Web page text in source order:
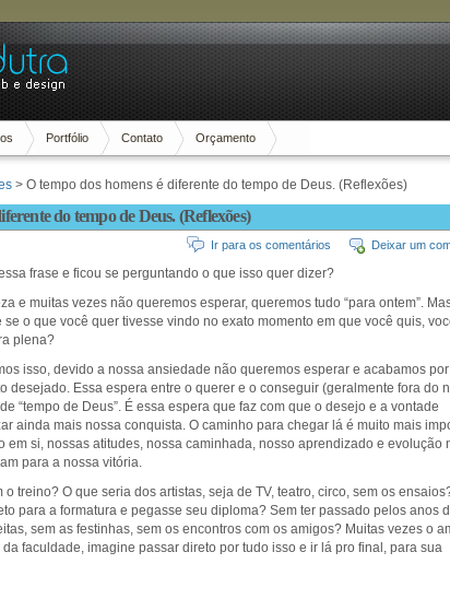
Portfólio Contato Orçamento
> O tempo dos homens é diferente do tempo de Deus. (Reflexões)
do tempo de Deus. (Reflexões)
Deixar um
Ir para os comentários
frase e ficou se perguntando o que isso quer dizer?
e muitas vezes não queremos esperar, queremos tudo “para ontem”.
o que você quer tivesse vindo no exato momento em que você quis,
plena?
isso, devido a nossa ansiedade não queremos esperar e acabamos
desejado. Essa espera entre o querer e o conseguir (geralmente fora do
“tempo de Deus”. É essa espera que faz com que o desejo e a vontade
ainda mais nossa conquista. O caminho para chegar lá é muito mais
em si, nossas atitudes, nossa caminhada, nosso aprendizado e evolução
para a nossa vitória.
treino? O que seria dos artistas, seja de TV, teatro, circo, sem os
para a formatura e pegasse seu diploma? Sem ter passado pelos anos
sem as festinhas, sem os encontros com os amigos? Muitas vezes o
faculdade, imagine passar direto por tudo isso e ir lá pro final, para sua